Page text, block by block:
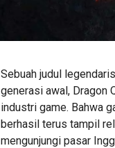
Sebuah judul
generasi awal, Dragon
industri game. Bahwa
berhasil terus tampil
mengunjungi pasar